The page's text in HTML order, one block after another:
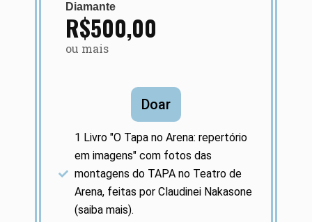
Diamante
R$500,00
ou mais
Doar
1 Livro "O Tapa no Arena: repertório
em imagens" com fotos das
montagens do TAPA no Teatro de
Arena, feitas por Claudinei Nakasone
(saiba mais).